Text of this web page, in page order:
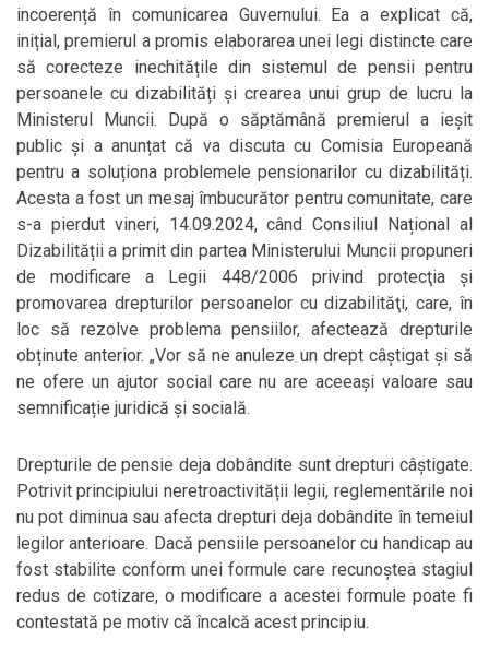
incoerență în comunicarea Guvernului. Ea a explicat că,
inițial, premierul a promis elaborarea unei legi distincte care
să corecteze inechitățile din sistemul de pensii pentru
persoanele cu dizabilități și crearea unui grup de lucru la
Ministerul Muncii. După o săptămână premierul a ieșit
public și a anunțat că va discuta cu Comisia Europeană
pentru a soluționa problemele pensionarilor cu dizabilități.
Acesta a fost un mesaj îmbucurător pentru comunitate, care
s-a pierdut vineri, 14.09.2024, când Consiliul Național al
Dizabilității a primit din partea Ministerului Muncii propuneri
de modificare a Legii 448/2006 privind protecţia şi
promovarea drepturilor persoanelor cu dizabilităţi, care, în
loc să rezolve problema pensiilor, afectează drepturile
obținute anterior. „Vor să ne anuleze un drept câştigat şi să
ne ofere un ajutor social care nu are aceeași valoare sau
semnificație juridică și socială.
Drepturile de pensie deja dobândite sunt drepturi câștigate.
Potrivit principiului neretroactivității legii, reglementările noi
nu pot diminua sau afecta drepturi deja dobândite în temeiul
legilor anterioare. Dacă pensiile persoanelor cu handicap au
fost stabilite conform unei formule care recunoștea stagiul
redus de cotizare, o modificare a acestei formule poate fi
contestată pe motiv că încalcă acest principiu.